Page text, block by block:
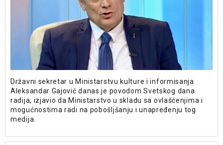
Državni sekretar u Ministarstvu kulture i informisanja
Aleksandar Gajović danas je povodom Svetskog dana
radija, izjavio da Ministarstvo u skladu sa ovlašćenjima i
mogućnostima radi na pobošljšanju i unapređenju tog
medija.